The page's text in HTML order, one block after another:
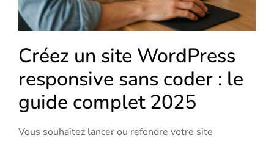
Créez un site WordPress
responsive sans coder : le
guide complet 2025
Vous souhaitez lancer ou refondre votre site